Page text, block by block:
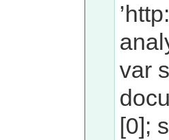
var
[0];